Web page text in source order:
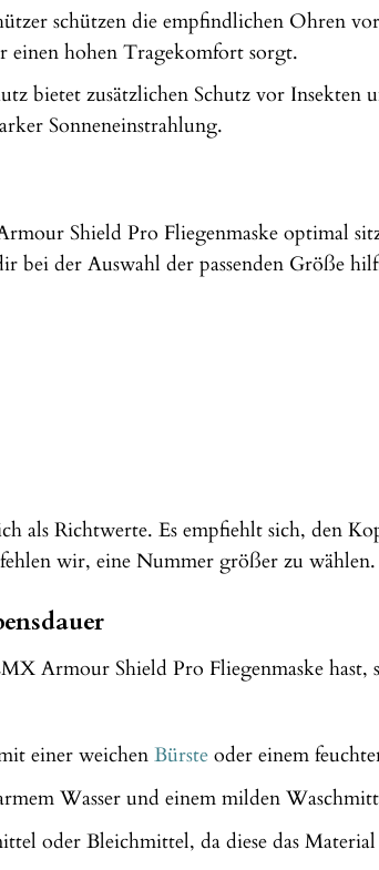
schützen die empfindlichen Ohren
einen hohen Tragekomfort sorgt.
bietet zusätzlichen Schutz vor
Sonneneinstrahlung.
Shield Pro Fliegenmaske optimal
bei der Auswahl der passenden Größe
als Richtwerte. Es empfiehlt sich, den
wir, eine Nummer größer zu wählen.
Armour Shield Pro Fliegenmaske
einer weichen Bürsteoder einem
Wasser und einem milden
oder Bleichmittel, da diese das